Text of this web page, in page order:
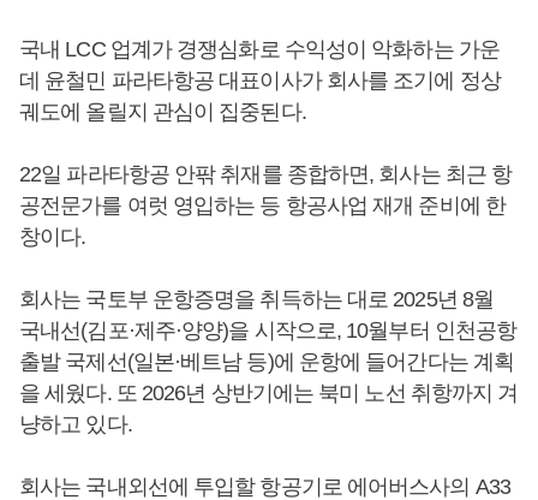
국내 LCC 업계가 경쟁심화로 수익성이 악화하는 가운
데 윤철민 파라타항공 대표이사가 회사를 조기에 정상
궤도에 올릴지 관심이 집중된다.
22일 파라타항공 안팎 취재를 종합하면, 회사는 최근 항
공전문가를 여럿 영입하는 등 항공사업 재개 준비에 한
창이다.
회사는 국토부 운항증명을 취득하는 대로 2025년 8월
국내선(김포·제주·양양)을 시작으로, 10월부터 인천공항
출발 국제선(일본·베트남 등)에 운항에 들어간다는 계획
을 세웠다. 또 2026년 상반기에는 북미 노선 취항까지 겨
냥하고 있다.
회사는 국내외선에 투입할 항공기로 에어버스사의 A33